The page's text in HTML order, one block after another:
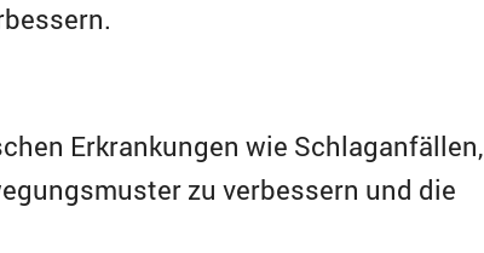
Erkrankungen wie Schlaganfällen,
zu verbessern und die